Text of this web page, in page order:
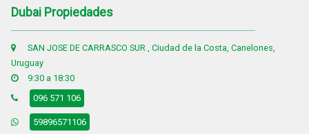
Dubai Propiedades
SAN JOSE DE CARRASCO SUR , Ciudad de la Costa, Canelones,
Uruguay
9:30 a 18:30
096 571 106
59896571106